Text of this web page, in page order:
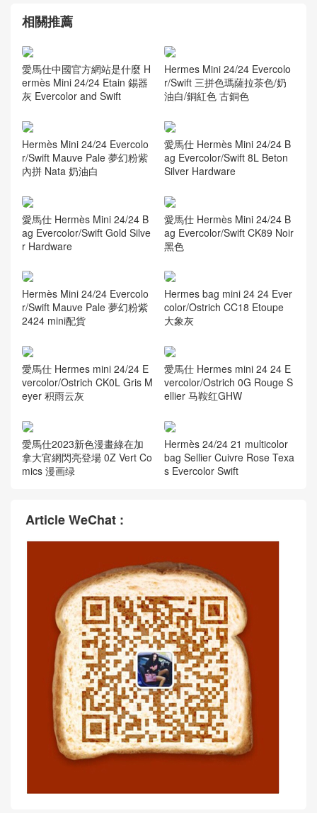
相關推薦
愛馬仕中國官方網站是什麼 H
ermès Mini 24/24 Etain 錫器
灰 Evercolor and Swift
Hermes Mini 24/24 Evercolo
r/Swift 三拼色瑪薩拉茶色/奶
油白/銅紅色 古銅色
Hermès Mini 24/24 Evercolo
r/Swift Mauve Pale 夢幻粉紫
內拼 Nata 奶油白
愛馬仕 Hermès Mini 24/24 B
ag Evercolor/Swift 8L Beton
Silver Hardware
愛馬仕 Hermès Mini 24/24 B
ag Evercolor/Swift Gold Silve
r Hardware
愛馬仕 Hermès Mini 24/24 B
ag Evercolor/Swift CK89 Noir
黑色
Hermès Mini 24/24 Evercolo
r/Swift Mauve Pale 夢幻粉紫
2424 mini配貨
Hermes bag mini 24 24 Ever
color/Ostrich CC18 Etoupe
大象灰
愛馬仕 Hermes mini 24/24 E
vercolor/Ostrich CK0L Gris M
eyer 积雨云灰
愛馬仕 Hermes mini 24 24 E
vercolor/Ostrich 0G Rouge S
ellier 马鞍红GHW
愛馬仕2023新色漫畫綠在加
拿大官網閃亮登場 0Z Vert Co
mics 漫画绿
Hermès 24/24 21 multicolor
bag Sellier Cuivre Rose Texa
s Evercolor Swift
Article WeChat :